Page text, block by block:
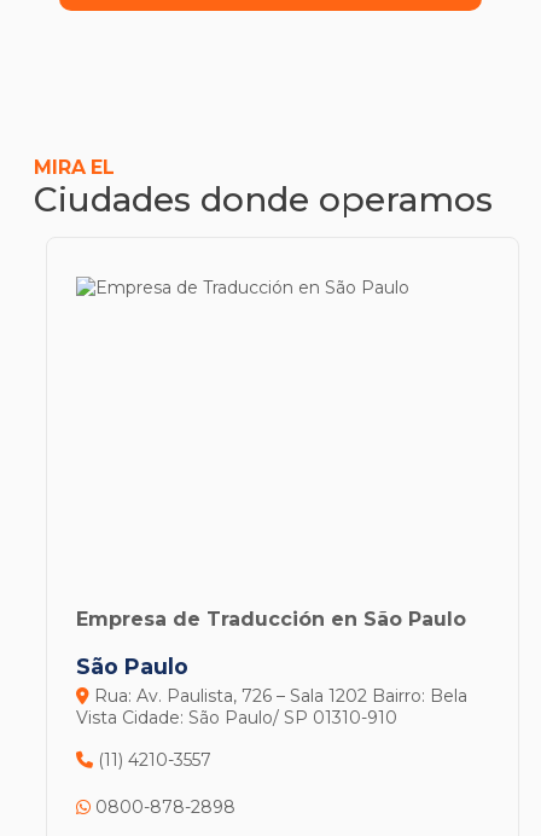
MIRA EL
Ciudades donde operamos
Empresa de Traducción en São Paulo
São Paulo
Rua: Av. Paulista, 726 – Sala 1202 Bairro: Bela
Vista Cidade: São Paulo/ SP 01310-910
(11) 4210-3557
0800-878-2898